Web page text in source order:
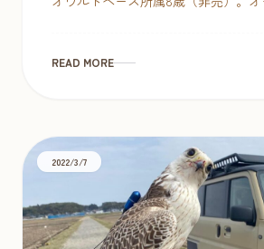
READ MORE
2022/3/7